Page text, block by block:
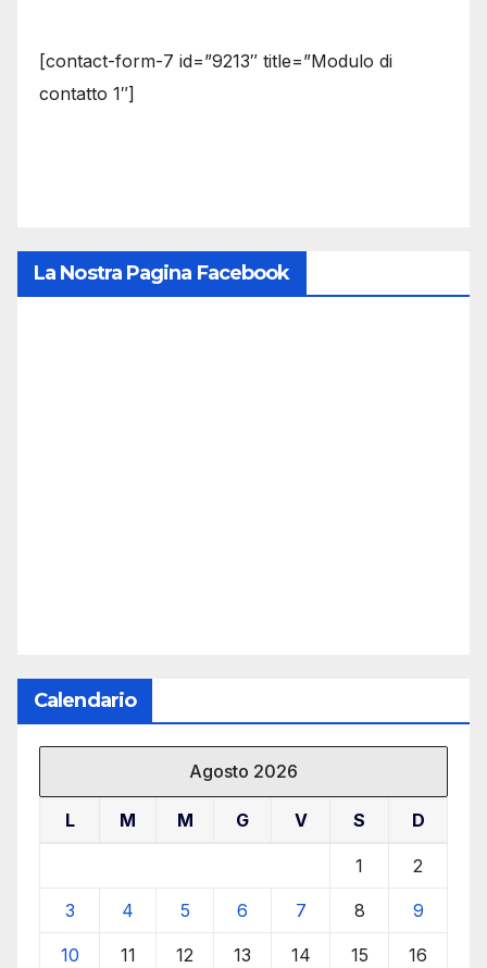
[contact-form-7 id=”9213″ title=”Modulo di
contatto 1″]
La Nostra Pagina Facebook
Calendario
Agosto 2026
L M M G V S D
1 2
3 4 5 6 7 8 9
10 11 12 13 14 15 16